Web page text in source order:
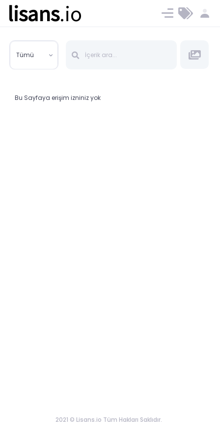
lisans.io Ücret ve Planlar
Tümü
Bu Sayfaya erişim izniniz yok
2021 © Lisans.io Tüm Hakları Saklıdır.